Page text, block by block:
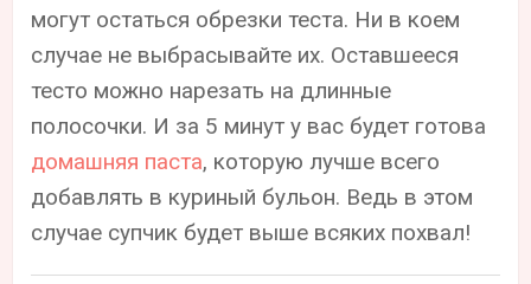
могут остаться обрезки теста. Ни в коем
случае не выбрасывайте их. Оставшееся
тесто можно нарезать на длинные
полосочки. И за 5 минут у вас будет готова
домашняя паста, которую лучше всего
добавлять в куриный бульон. Ведь в этом
случае супчик будет выше всяких похвал!